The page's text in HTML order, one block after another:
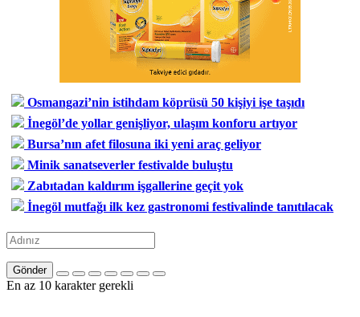
Osmangazi’nin istihdam köprüsü 50 kişiyi işe taşıdı
İnegöl’de yollar genişliyor, ulaşım konforu artıyor
Bursa’nın afet filosuna iki yeni araç geliyor
Minik sanatseverler festivalde buluştu
Zabıtadan kaldırım işgallerine geçit yok
İnegöl mutfağı ilk kez gastronomi festivalinde tanıtılacak
Gönder
En az 10 karakter gerekli